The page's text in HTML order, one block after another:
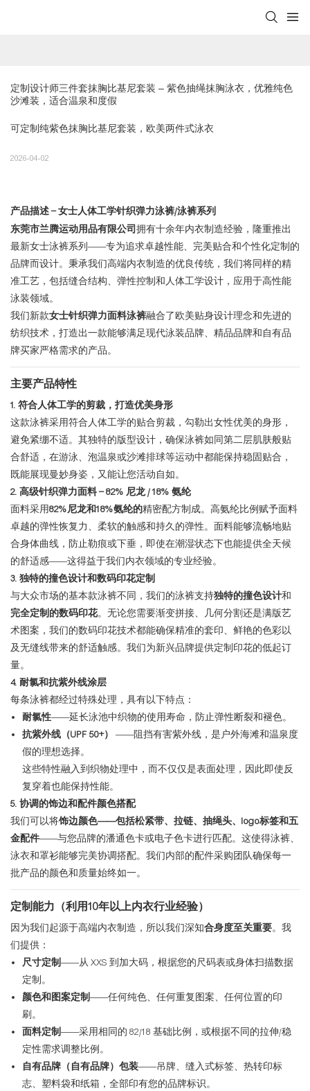
定制设计师三件套抹胸比基尼套装 – 紫色抽绳抹胸泳衣，优雅纯色
沙滩装，适合温泉和度假
可定制纯紫色抹胸比基尼套装，欧美两件式泳衣
2026-04-02
产品描述 – 女士人体工学针织弹力泳裤/泳裤系列
东莞市兰腾运动用品有限公司拥有十余年内衣制造经验，隆重推出
最新女士泳裤系列——专为追求卓越性能、完美贴合和个性化定制的
品牌而设计。秉承我们高端内衣制造的优良传统，我们将同样的精
准工艺，包括缝合结构、弹性控制和人体工学设计，应用于高性能
泳装领域。
我们新款女士针织弹力面料泳裤融合了欧美贴身设计理念和先进的
纺织技术，打造出一款能够满足现代泳装品牌、精品品牌和自有品
牌买家严格需求的产品。
主要产品特性
1. 符合人体工学的剪裁，打造优美身形
这款泳裤采用符合人体工学的贴合剪裁，勾勒出女性优美的身形，
避免紧绷不适。其独特的版型设计，确保泳裤如同第二层肌肤般贴
合舒适，在游泳、泡温泉或沙滩排球等运动中都能保持稳固贴合，
既能展现曼妙身姿，又能让您活动自如。
2. 高级针织弹力面料 – 82% 尼龙 / 18% 氨纶
面料采用82%尼龙和18%氨纶的精密配方制成。高氨纶比例赋予面料
卓越的弹性恢复力、柔软的触感和持久的弹性。面料能够流畅地贴
合身体曲线，防止勒痕或下垂，即使在潮湿状态下也能提供全天候
的舒适感——这得益于我们内衣领域的专业经验。
3. 独特的撞色设计和数码印花定制
与大众市场的基本款泳裤不同，我们的泳裤支持独特的撞色设计和
完全定制的数码印花。无论您需要渐变拼接、几何分割还是满版艺
术图案，我们的数码印花技术都能确保精准的套印、鲜艳的色彩以
及无缝线带来的舒适触感。我们为新兴品牌提供定制印花的低起订
量。
4. 耐氯和抗紫外线涂层
每条泳裤都经过特殊处理，具有以下特点：
耐氯性——延长泳池中织物的使用寿命，防止弹性断裂和褪色。
抗紫外线（UPF 50+）
——阻挡有害紫外线，是户外海滩和温泉度
假的理想选择。
这些特性融入到织物处理中，而不仅仅是表面处理，因此即使反
复穿着也能保持性能。
5. 协调的饰边和配件颜色搭配
我们可以将饰边颜色——包括松紧带、拉链、抽绳头、logo标签和五
金配件——与您品牌的潘通色卡或电子色卡进行匹配。这使得泳裤、
泳衣和罩衫能够完美协调搭配。我们内部的配件采购团队确保每一
批产品的颜色和质量始终如一。
定制能力（利用10年以上内衣行业经验）
因为我们起源于高端内衣制造，所以我们深知合身度至关重要。我
们提供：
尺寸定制——从 XXS 到加大码，根据您的尺码表或身体扫描数据
定制。
颜色和图案定制——任何纯色、任何重复图案、任何位置的印
刷。
面料定制——采用相同的 82/18 基础比例，或根据不同的拉伸/稳
定性需求调整比例。
自有品牌（自有品牌）包装——吊牌、缝入式标签、热转印标
志、塑料袋和纸箱，全部印有您的品牌标识。